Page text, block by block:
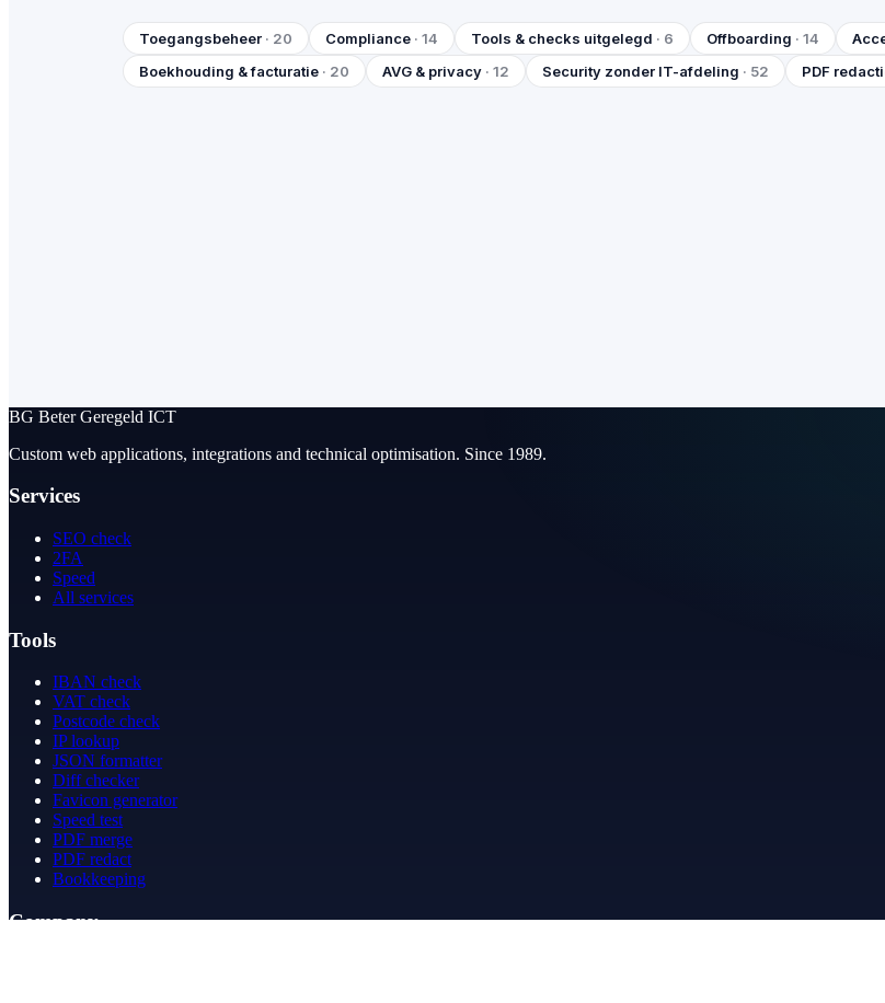
Toegangsbeheer · 20 Compliance · 14 Tools & checks uitgelegd · 6 Offboarding · 14
Boekhouding & facturatie · 20 AVG & privacy · 12 Security zonder IT-afdeling · 52 PDF
BG Beter Geregeld ICT
Custom web applications, integrations and technical optimisation. Since 1989.
Services
SEO check
2FA
Speed
All services
Tools
IBAN check
VAT check
Postcode check
IP lookup
JSON formatter
Diff checker
Favicon generator
Speed test
PDF merge
PDF redact
Bookkeeping
Company